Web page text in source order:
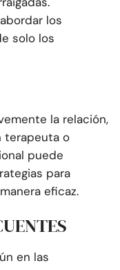
los
solo los
la relación,
terapeuta o
puede
para
eficaz.
en las